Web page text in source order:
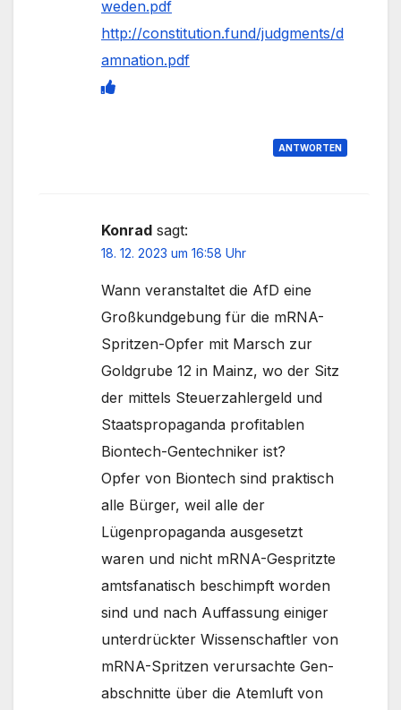
weden.pdf
http://constitution.fund/judgments/d
amnation.pdf
ANTWORTEN
Konrad sagt:
18. 12. 2023 um 16:58 Uhr
Wann veranstaltet die AfD eine
Großkundgebung für die mRNA-
Spritzen-Opfer mit Marsch zur
Goldgrube 12 in Mainz, wo der Sitz
der mittels Steuerzahlergeld und
Staatspropaganda profitablen
Biontech-Gentechniker ist?
Opfer von Biontech sind praktisch
alle Bürger, weil alle der
Lügenpropaganda ausgesetzt
waren und nicht mRNA-Gespritzte
amtsfanatisch beschimpft worden
sind und nach Auffassung einiger
unterdrückter Wissenschaftler von
mRNA-Spritzen verursachte Gen-
abschnitte über die Atemluft von